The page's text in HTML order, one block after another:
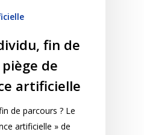
fin de
de
artificielle
fin de parcours ? Le
artificielle » de